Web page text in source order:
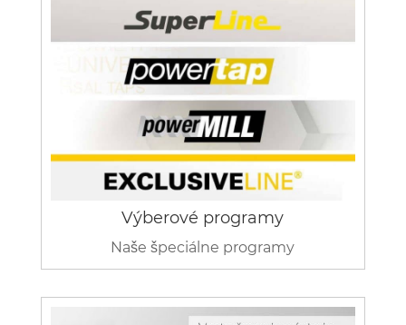
Výberové programy
Naše špeciálne programy